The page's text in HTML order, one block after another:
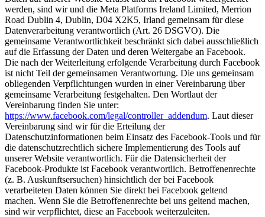
werden, sind wir und die Meta Platforms Ireland Limited, Merrion
Road Dublin 4, Dublin, D04 X2K5, Irland gemeinsam für diese
Datenverarbeitung verantwortlich (Art. 26 DSGVO). Die
gemeinsame Verantwortlichkeit beschränkt sich dabei ausschließlich
auf die Erfassung der Daten und deren Weitergabe an Facebook.
Die nach der Weiterleitung erfolgende Verarbeitung durch Facebook
ist nicht Teil der gemeinsamen Verantwortung. Die uns gemeinsam
obliegenden Verpflichtungen wurden in einer Vereinbarung über
gemeinsame Verarbeitung festgehalten. Den Wortlaut der
Vereinbarung finden Sie unter:
https://www.facebook.com/legal/controller_addendum. Laut dieser
Vereinbarung sind wir für die Erteilung der
Datenschutzinformationen beim Einsatz des Facebook-Tools und für
die datenschutzrechtlich sichere Implementierung des Tools auf
unserer Website verantwortlich. Für die Datensicherheit der
Facebook-Produkte ist Facebook verantwortlich. Betroffenenrechte
(z. B. Auskunftsersuchen) hinsichtlich der bei Facebook
verarbeiteten Daten können Sie direkt bei Facebook geltend
machen. Wenn Sie die Betroffenenrechte bei uns geltend machen,
sind wir verpflichtet, diese an Facebook weiterzuleiten.